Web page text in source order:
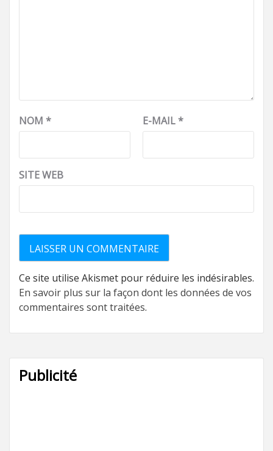
NOM * E-MAIL*
SITE WEB
Ce site utilise Akismet pour réduire les indésirables.
En savoir plus sur la façon dont les données de vos
commentaires sont traitées.
Publicité